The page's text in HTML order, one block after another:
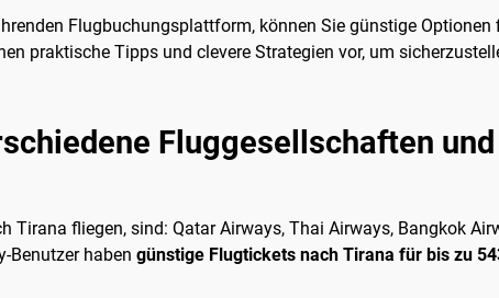
Flugbuchungsplattform, können Sie günstige
praktische Tipps und clevere Strategien vor, um
Fluggesellschaften
Tirana fliegen, sind: Qatar Airways, Thai Airways, Bangkok
Benutzer haben günstige Flugtickets nach Tirana für bis zu